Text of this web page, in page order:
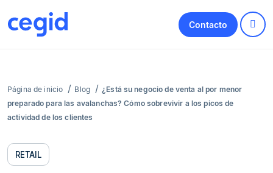
Contacto
Página de inicio Blog
¿Está su negocio de venta al por menor
preparado para las avalanchas? Cómo sobrevivir a los picos de
actividad de los clientes
RETAIL